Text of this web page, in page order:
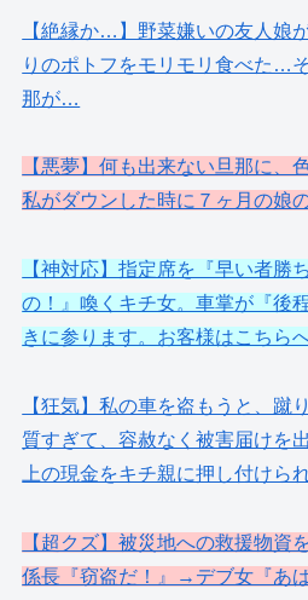
【絶縁か…】野菜嫌いの友人娘
りのポトフをモリモリ食べた…
那が…
【悪夢】何も出来ない旦那に、
私がダウンした時に７ヶ月の娘
【神対応】指定席を『早い者勝
の！』喚くキチ女。車掌が『後
きに参ります。お客様はこちら
【狂気】私の車を盗もうと、蹴
質すぎて、容赦なく被害届けを
上の現金をキチ親に押し付けら
【超クズ】被災地への救援物資
係長『窃盗だ！』→デブ女『あ